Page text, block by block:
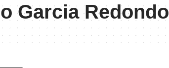
Garcia Redondo